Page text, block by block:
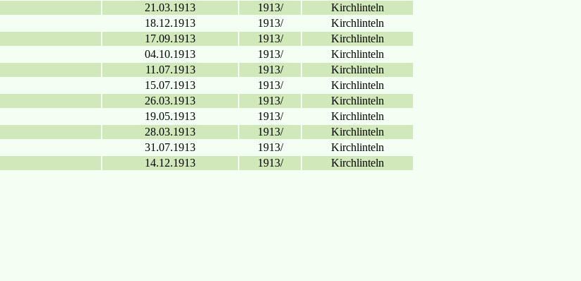
21.03.1913 1913/
Kirchlinteln
18.12.1913 1913/
Kirchlinteln
17.09.1913 1913/
Kirchlinteln
04.10.1913 1913/
Kirchlinteln
11.07.1913 1913/
Kirchlinteln
15.07.1913 1913/
Kirchlinteln
26.03.1913 1913/
Kirchlinteln
19.05.1913 1913/
Kirchlinteln
28.03.1913 1913/
Kirchlinteln
31.07.1913 1913/
Kirchlinteln
14.12.1913 1913/ Kirchlinteln